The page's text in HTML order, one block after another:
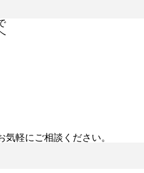
軽にご相談ください。